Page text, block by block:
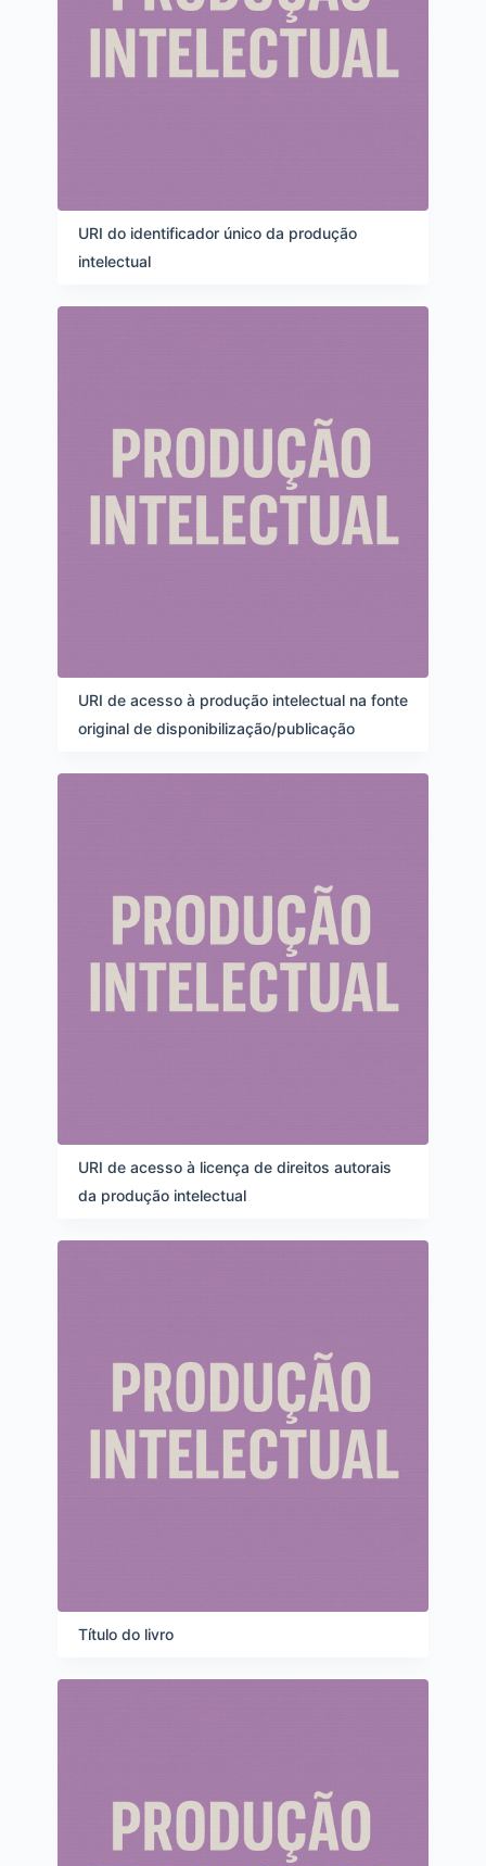
URI do identificador único da produção
intelectual
URI de acesso à produção intelectual na fonte
original de disponibilização/publicação
URI de acesso à licença de direitos autorais
da produção intelectual
Título do livro